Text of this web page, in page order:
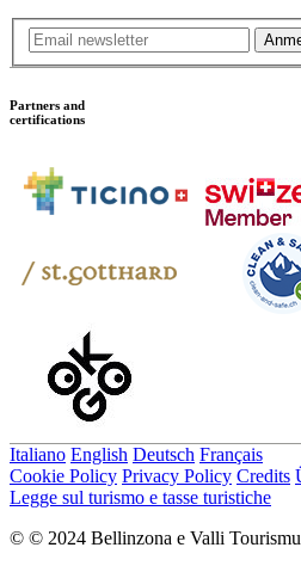
Partners and
certifications
Italiano English Deutsch Français
Cookie Policy Privacy Policy Credits
Legge sul turismo e tasse turistiche
© © 2024 Bellinzona e Valli